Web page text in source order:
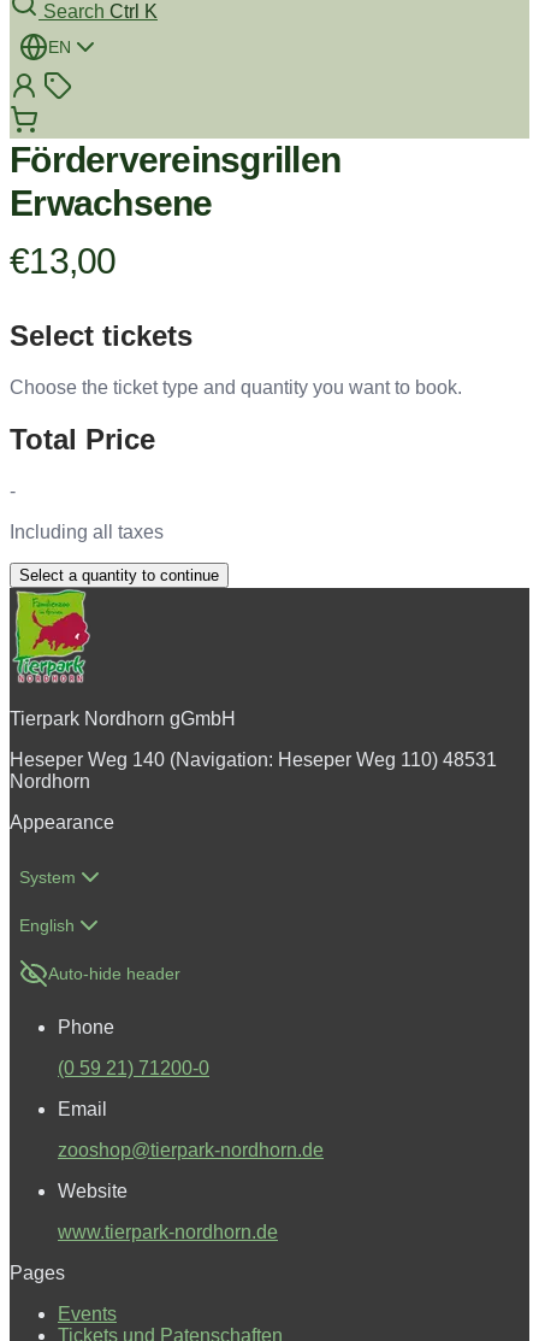
Search Ctrl K
EN
Fördervereinsgrillen
Erwachsene
€13,00
Select tickets
Choose the ticket type and quantity you want to book.
Total Price
-
Including all taxes
Select a quantity to continue
Tierpark Nordhorn gGmbH
Heseper Weg 140 (Navigation: Heseper Weg 110) 48531
Nordhorn
Appearance
System
English
Auto-hide header
Phone
(0 59 21) 71200-0
Email
zooshop@tierpark-nordhorn.de
Website
www.tierpark-nordhorn.de
Pages
Events
Tickets und Patenschaften